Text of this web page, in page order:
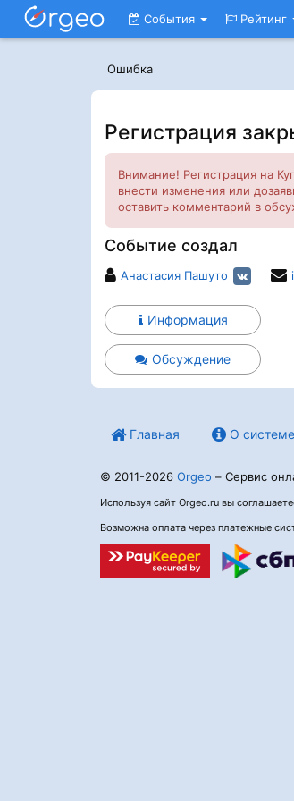
События Рейтинг
Ошибка
Регистрация
Внимание! Регистрация на
внести изменения или
оставить комментарий в
Событие создал
Анастасия Пашуто
Информация
Обсуждение
Главная О системе
© 2011-2026 Orgeo – Сервис
Используя сайт Orgeo.ru вы
Возможна оплата через платежные